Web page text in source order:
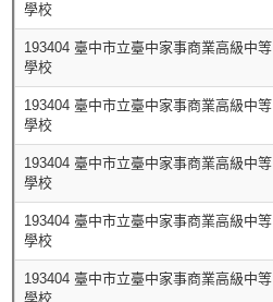
學校
193404 臺中市立臺中家事商業高級中等
學校
193404 臺中市立臺中家事商業高級中等
學校
193404 臺中市立臺中家事商業高級中等
學校
193404 臺中市立臺中家事商業高級中等
學校
193404 臺中市立臺中家事商業高級中等
學校